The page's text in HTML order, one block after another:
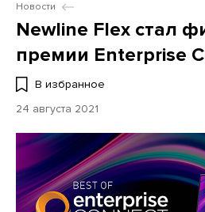
Новости
Newline Flex стал
премии Enterprise
В избранное
24 августа 2021